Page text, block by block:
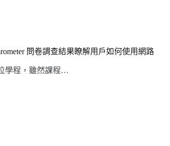
問卷調查結果瞭解用戶如何使用網路
學程，雖然課程…